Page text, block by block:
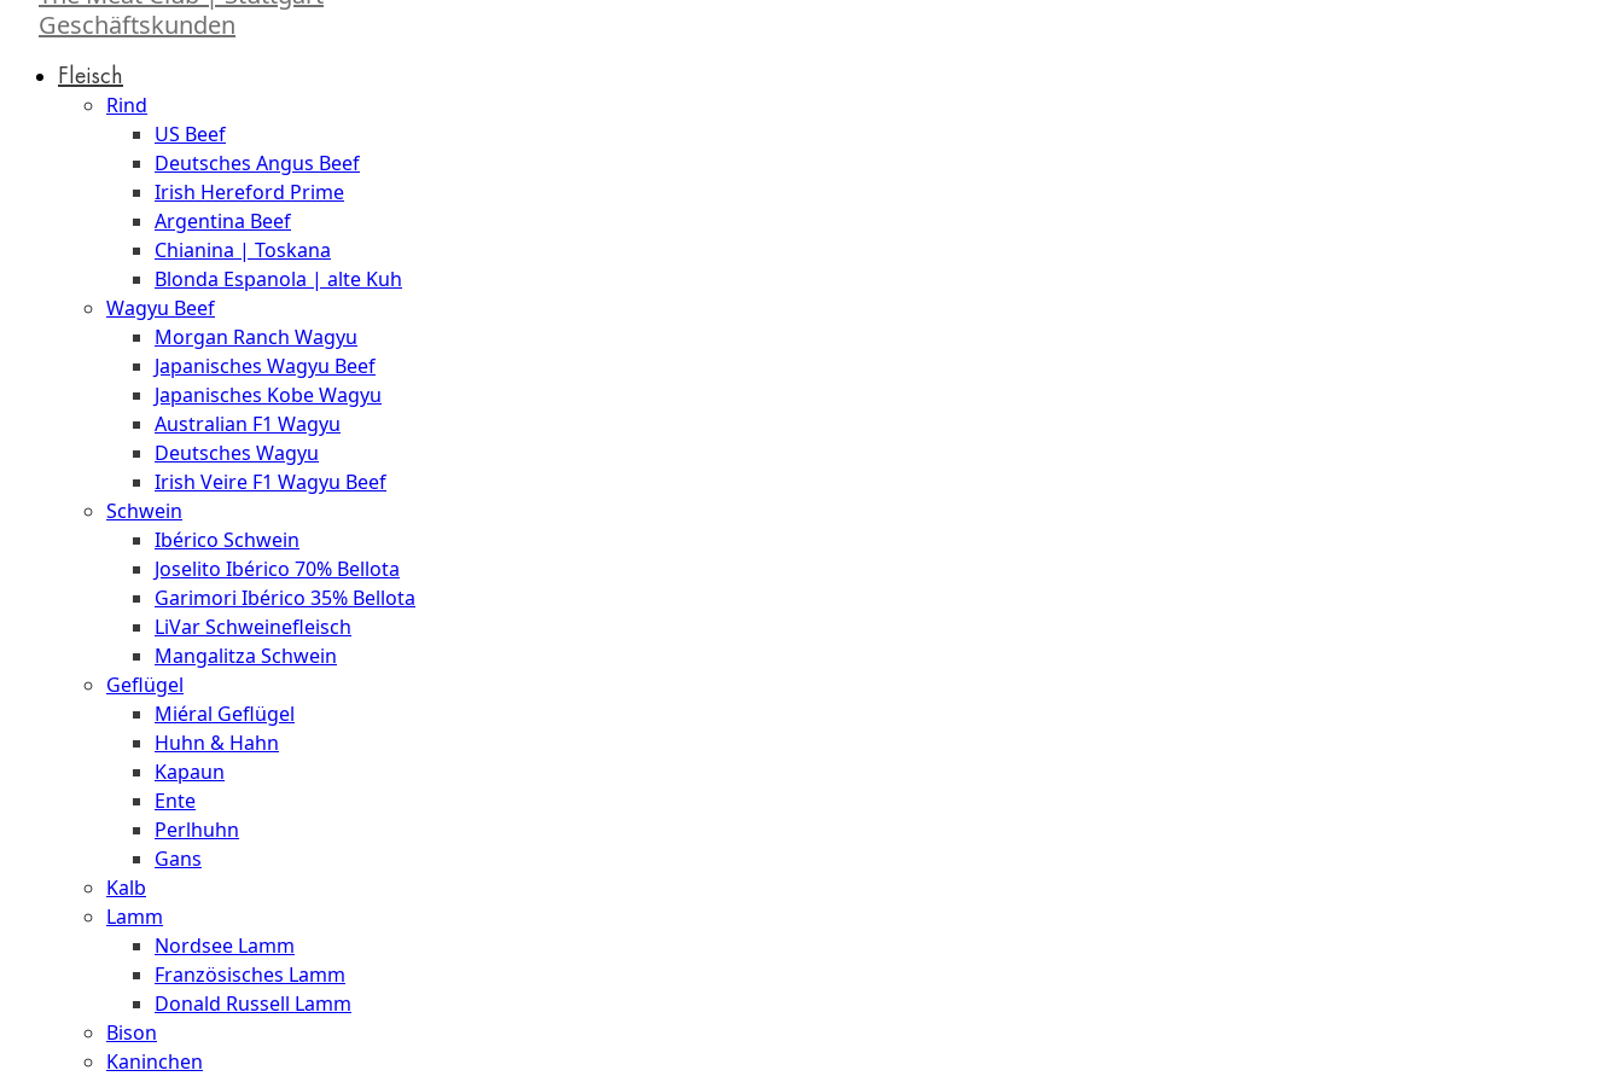
Geschäftskunden
Fleisch
Rind
US Beef
Deutsches Angus Beef
Irish Hereford Prime
Argentina Beef
Chianina | Toskana
Blonda Espanola | alte Kuh
Wagyu Beef
Morgan Ranch Wagyu
Japanisches Wagyu Beef
Japanisches Kobe Wagyu
Australian F1 Wagyu
Deutsches Wagyu
Irish Veire F1 Wagyu Beef
Schwein
Ibérico Schwein
Joselito Ibérico 70% Bellota
Garimori Ibérico 35% Bellota
LiVar Schweinefleisch
Mangalitza Schwein
Geflügel
Miéral Geflügel
Huhn & Hahn
Kapaun
Ente
Perlhuhn
Gans
Kalb
Lamm
Nordsee Lamm
Französisches Lamm
Donald Russell Lamm
Bison
Kaninchen